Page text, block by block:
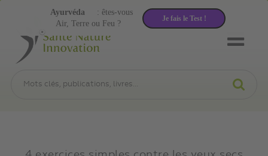
Air, Terre ou Feu ?
Ayurvéda : êtes-vous
Je fais le Test !